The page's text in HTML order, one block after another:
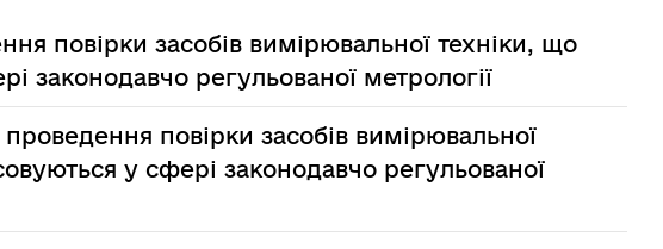
повірки засобів вимірювальної техніки, що
законодавчо регульованої метрології
повірки засобів вимірювальної
у сфері законодавчо регульованої